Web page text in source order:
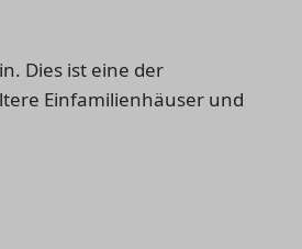
Dies ist eine der
Einfamilienhäuser und